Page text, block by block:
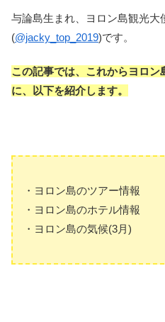
与論島生まれ、ヨロン島観光大
(@jacky_top_2019)です。
この記事では、これからヨロ
に、以下を紹介します。
・ヨロン島のツアー情報
・ヨロン島のホテル情報
・ヨロン島の気候(3月)